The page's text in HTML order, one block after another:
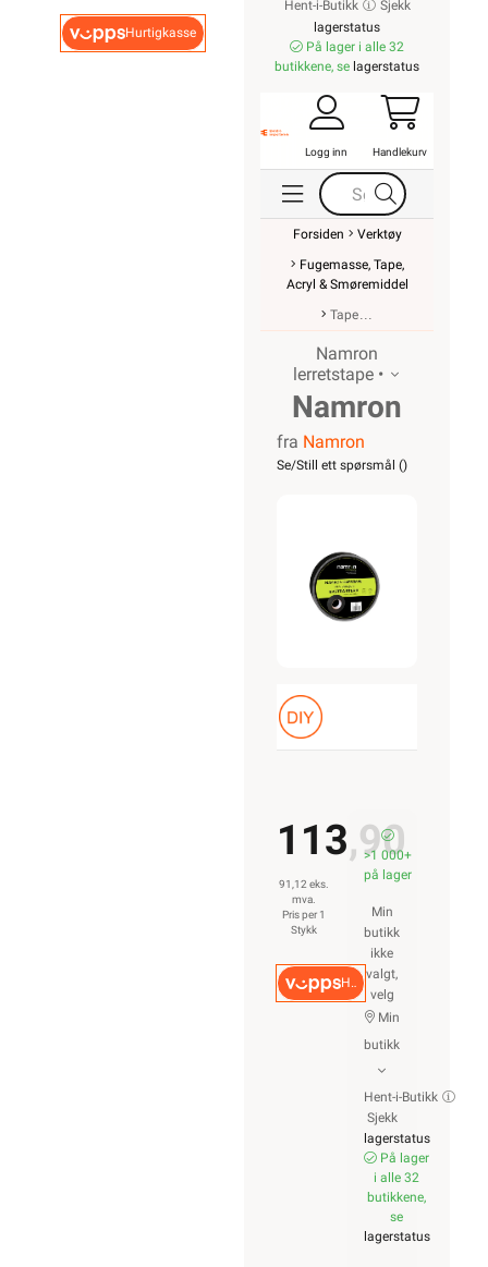
Hurtigkasse
Hent-i-Butikk
Sjekk
lagerstatus
På lager i alle 32
butikkene, se lagerstatus
Logg inn Handlekurv
Forsiden
Verktøy
Fugemasse, Tape,
Acryl & Smøremiddel
Tape
Namron
lerretstape •
Namron
gaffatape
sort Pro
fra Namron
Se/Still ett spørsmål ()
113,90
91,12 eks.
mva.
Pris per 1
Stykk
Hurtigkasse
>1 000+
på lager
Min
butikk
ikke
valgt,
velg
Min
butikk
Hent-i-Butikk
Sjekk
lagerstatus
På lager
i alle 32
butikkene,
se
lagerstatus